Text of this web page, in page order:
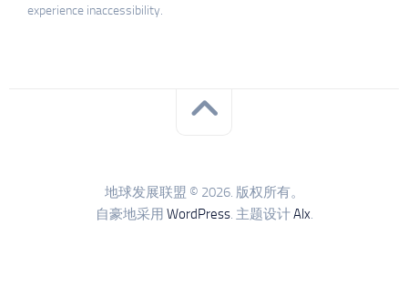
experience inaccessibility.
地球发展联盟 © 2026. 版权所有。
自豪地采用 WordPress. 主题设计Alx.